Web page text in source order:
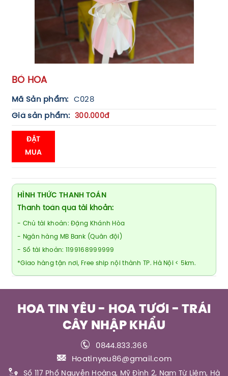
BÓ HOA
Mã Sản phẩm:
C028
Giá sản phẩm:
300.000đ
ĐẶT
MUA
HÌNH THỨC THANH TOÁN
Thanh toán qua tài khoản:
- Chủ tài khoản: Đặng Khánh Hòa
- Ngân hàng MB Bank (Quân đội)
- Số tài khoản: 1199168999999
*Giao hàng tận nơi, Free ship nội thành TP. Hà Nội < 5km.
HOA TIN YÊU - HOA TƯƠI - TRÁI
CÂY NHẬP KHẨU
0844.833.366
Hoatinyeu86@gmail.com
Số 117 Phố Nguyễn Hoàng, Mỹ Đình 2, Nam Từ Liêm, Hà